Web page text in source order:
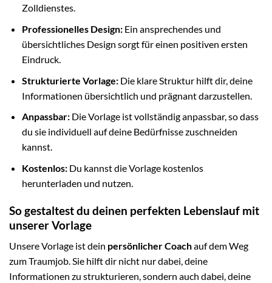
Zolldienstes.
Professionelles Design:Ein ansprechendes und
übersichtliches Design sorgt für einen positiven ersten
Eindruck.
Strukturierte Vorlage:Die klare Struktur hilft dir, deine
Informationen übersichtlich und prägnant darzustellen.
Anpassbar:Die Vorlage ist vollständig anpassbar, so dass
du sie individuell auf deine Bedürfnisse zuschneiden
kannst.
Kostenlos:Du kannst die Vorlage kostenlos
herunterladen und nutzen.
So gestaltest du deinen perfekten Lebenslauf mit
unserer Vorlage
Unsere Vorlage ist dein persönlicher Coachauf dem Weg
zum Traumjob. Sie hilft dir nicht nur dabei, deine
Informationen zu strukturieren, sondern auch dabei, deine